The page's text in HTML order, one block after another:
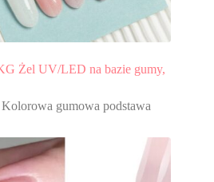
Żel UV/LED na bazie gumy,
Kolorowa gumowa podstawa